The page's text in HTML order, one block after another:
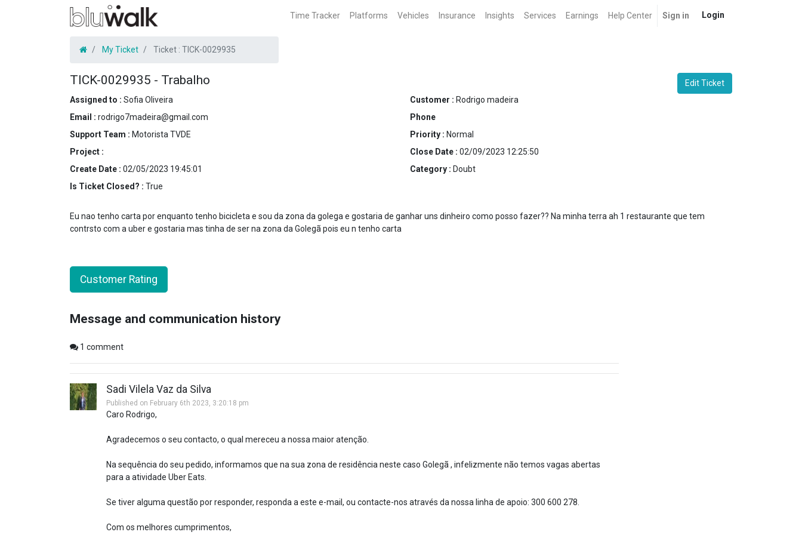
Time Tracker Platforms Vehicles Insurance Insights Services Earnings Help Center Sign in Login
My Ticket Ticket : TICK-0029935
TICK-0029935 - Trabalho
Edit Ticket
Assigned to : Sofia Oliveira
Email : rodrigo7madeira@gmail.com
Support Team : Motorista TVDE
Project :
Create Date : 02/05/2023 19:45:01
Is Ticket Closed? : True
Customer : Rodrigo madeira
Phone
Priority : Normal
Close Date : 02/09/2023 12:25:50
Category : Doubt
Eu nao tenho carta por enquanto tenho bicicleta e sou da zona da golega e gostaria de ganhar uns dinheiro como posso fazer?? Na minha terra ah 1 restaurante que tem
contrsto com a uber e gostaria mas tinha de ser na zona da Golegã pois eu n tenho carta
Customer Rating
Message and communication history
1 comment
Sadi Vilela Vaz da Silva
Published on February 6th 2023, 3:20:18 pm
Caro Rodrigo,
Agradecemos o seu contacto, o qual mereceu a nossa maior atenção.
Na sequência do seu pedido, informamos que na sua zona de residência neste caso Golegã , infelizmente não temos vagas abertas
para a atividade Uber Eats.
Se tiver alguma questão por responder, responda a este e-mail, ou contacte-nos através da nossa linha de apoio: 300 600 278.
Com os melhores cumprimentos,